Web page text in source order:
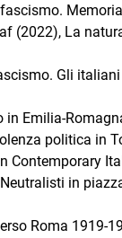
(2022), La
Gli
Emilia-
politica in
Contemporary
in
Roma 1919-